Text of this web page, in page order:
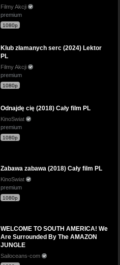
Filmy Akcji
premium
1080p
Klub złamanych serc (2024) Lektor
PL
Filmy Akcji
premium
1080p
Odnajdę cię (2018) Cały film PL
KinoSwiat
premium
1080p
Zabawa zabawa (2018) Cały film PL
KinoSwiat
premium
1080p
WELCOME TO SOUTH AMERICA! We
Are Surrounded By The AMAZON
JUNGLE
Sailoceans-com